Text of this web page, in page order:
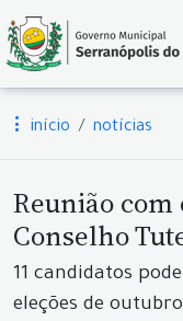
início notícias
Reunião com
Conselho
11 candidatos
eleções de outubro